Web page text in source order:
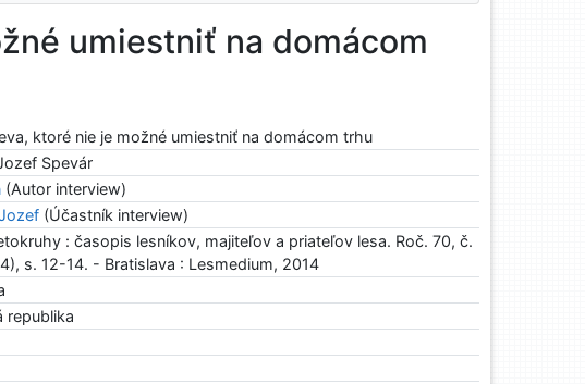
umiestniť na domácom
ktoré nie je možné umiestniť na domácom trhu
Spevár
(Autor interview)
(Účastník interview)
: časopis lesníkov, majiteľov a priateľov lesa. Roč. 70, č.
s. 12-14. - Bratislava : Lesmedium, 2014
republika